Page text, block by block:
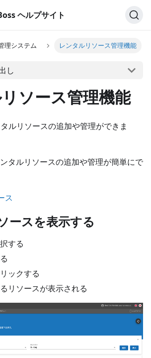
ヘルプサイト
理システム レンタルリソース管理機能
し
ソース管理機能
ルリソースの追加や管理ができま
タルリソースの追加や管理が簡単にで
ス
ースを表示する
する
ックする
リソースが表示される